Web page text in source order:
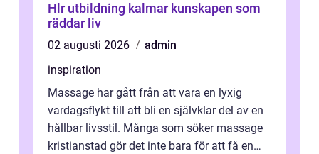
Hlr utbildning kalmar kunskapen som
räddar liv
02 augusti 2026
admin
inspiration
Massage har gått från att vara en lyxig
vardagsflykt till att bli en självklar del av en
hållbar livsstil. Många som söker massage
kristianstad gör det inte bara för att få en